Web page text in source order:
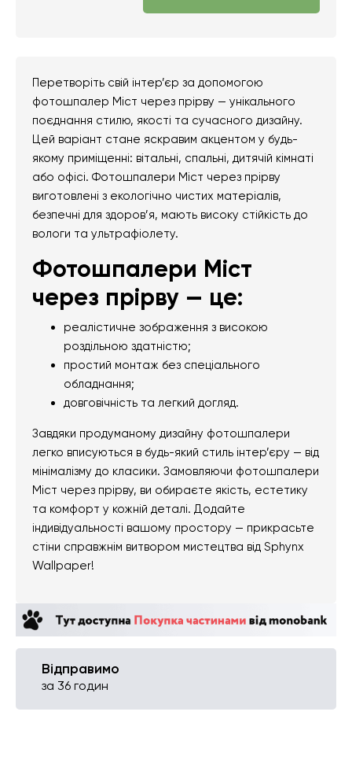
Перетворіть свій інтер’єр за допомогою
фотошпалер Міст через прірву — унікального
поєднання стилю, якості та сучасного дизайну.
Цей варіант стане яскравим акцентом у будь-
якому приміщенні: вітальні, спальні, дитячій кімнаті
або офісі. Фотошпалери Міст через прірву
виготовлені з екологічно чистих матеріалів,
безпечні для здоров’я, мають високу стійкість до
вологи та ультрафіолету.
Фотошпалери Міст
через прірву — це:
реалістичне зображення з високою
роздільною здатністю;
простий монтаж без спеціального
обладнання;
довговічність та легкий догляд.
Завдяки продуманому дизайну фотошпалери
легко вписуються в будь-який стиль інтер’єру — від
мінімалізму до класики. Замовляючи фотошпалери
Міст через прірву, ви обираєте якість, естетику
та комфорт у кожній деталі. Додайте
індивідуальності вашому простору — прикрасьте
стіни справжнім витвором мистецтва від Sphynx
Wallpaper!
Відправимо
за 36 годин